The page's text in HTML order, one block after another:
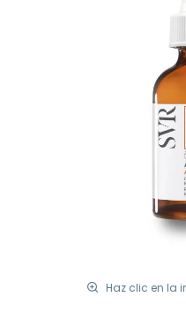
Haz clic en la